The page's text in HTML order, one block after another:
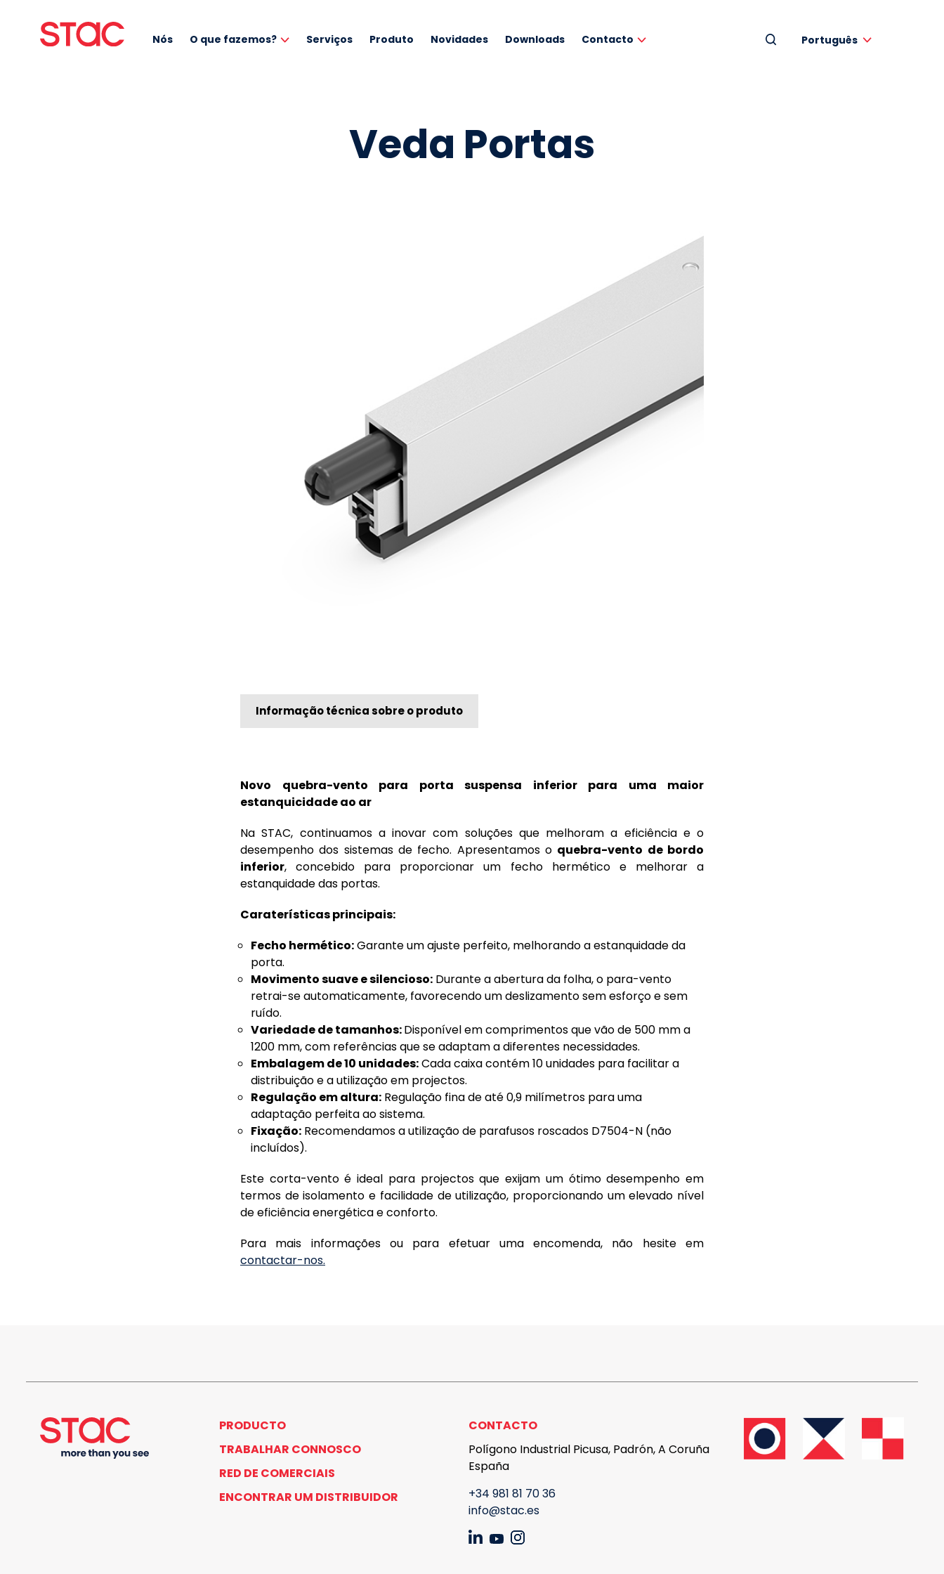
Nós O que fazemos? Serviços Produto Novidades Downloads Contacto Português
Veda Portas
Informação técnica sobre o produto
Novo quebra-vento para porta suspensa inferior para uma maior
estanquicidade ao ar
Na STAC, continuamos a inovar com soluções que melhoram a eficiência e o
desempenho dos sistemas de fecho. Apresentamos o quebra-vento de bordo
inferior, concebido para proporcionar um fecho hermético e melhorar a
estanquidade das portas.
Caraterísticas principais:
Fecho hermético:Garante um ajuste perfeito, melhorando a estanquidade da
porta.
Movimento suave e silencioso: Durante a abertura da folha, o para-vento
retrai-se automaticamente, favorecendo um deslizamento sem esforço e sem
ruído.
Variedade de tamanhos:Disponível em comprimentos que vão de 500 mm a
1200 mm, com referências que se adaptam a diferentes necessidades.
Embalagem de 10 unidades:Cada caixa contém 10 unidades para facilitar a
distribuição e a utilização em projectos.
Regulação em altura: Regulação fina de até 0,9 milímetros para uma
adaptação perfeita ao sistema.
Fixação: Recomendamos a utilização de parafusos roscados D7504-N (não
incluídos).
Este corta-vento é ideal para projectos que exijam um ótimo desempenho em
termos de isolamento e facilidade de utilização, proporcionando um elevado nível
de eficiência energética e conforto.
Para mais informações ou para efetuar uma encomenda, não hesite em
contactar-nos.
PRODUCTO
TRABALHAR CONNOSCO
RED DE COMERCIAIS
ENCONTRAR UM DISTRIBUIDOR
CONTACTO
Polígono Industrial Picusa, Padrón, A Coruña
España
+34 981 81 70 36
info@stac.es